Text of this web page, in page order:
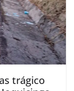
trágico